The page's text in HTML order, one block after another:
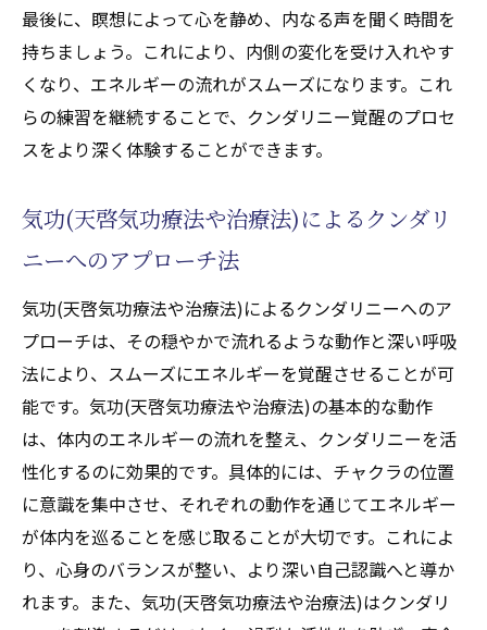
最後に、瞑想によって心を静め、内なる声を聞く時間を
持ちましょう。これにより、内側の変化を受け入れやす
くなり、エネルギーの流れがスムーズになります。これ
らの練習を継続することで、クンダリニー覚醒のプロセ
スをより深く体験することができます。
気功(天啓気功療法や治療法)によるクンダリ
ニーへのアプローチ法
気功(天啓気功療法や治療法)によるクンダリニーへのア
プローチは、その穏やかで流れるような動作と深い呼吸
法により、スムーズにエネルギーを覚醒させることが可
能です。気功(天啓気功療法や治療法)の基本的な動作
は、体内のエネルギーの流れを整え、クンダリニーを活
性化するのに効果的です。具体的には、チャクラの位置
に意識を集中させ、それぞれの動作を通じてエネルギー
が体内を巡ることを感じ取ることが大切です。これによ
り、心身のバランスが整い、より深い自己認識へと導か
れます。また、気功(天啓気功療法や治療法)はクンダリ